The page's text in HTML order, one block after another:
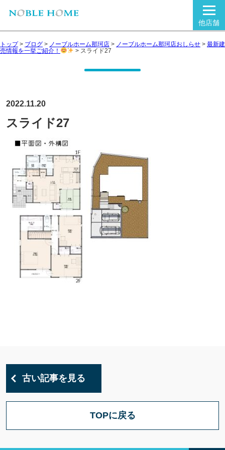
他店舗
トップ> ブログ > ノーブルホーム那珂店 > ノーブルホーム那珂店おしらせ > 最新建
売情報を一挙ご紹介！
> スライド27
2022.11.20
スライド27
古い記事を見る
TOPに戻る